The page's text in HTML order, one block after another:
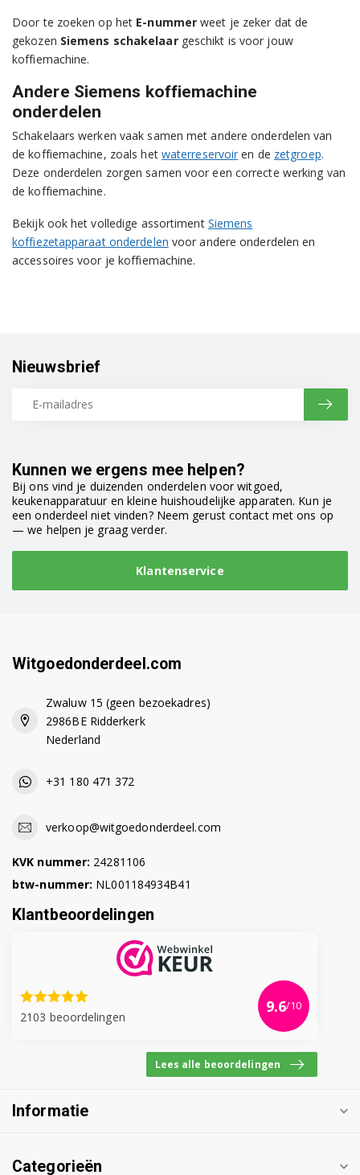
Door te zoeken op het E-nummer weet je zeker dat de
gekozen Siemens schakelaargeschikt is voor jouw
koffiemachine.
Andere Siemens koffiemachine
onderdelen
Schakelaars werken vaak samen met andere onderdelen van
de koffiemachine, zoals het waterreservoir en de zetgroep.
Deze onderdelen zorgen samen voor een correcte werking van
de koffiemachine.
Bekijk ook het volledige assortiment Siemens
koffiezetapparaat onderdelen voor andere onderdelen en
accessoires voor je koffiemachine.
Kunnen we ergens mee helpen?
Bij ons vind je duizenden onderdelen voor witgoed,
keukenapparatuur en kleine huishoudelijke apparaten. Kun je
een onderdeel niet vinden? Neem gerust contact met ons op
— we helpen je graag verder.
Klantenservice
Nieuwsbrief
Witgoedonderdeel.com
Zwaluw 15 (geen bezoekadres)
2986BE Ridderkerk
Nederland
+31 180 471 372
verkoop@witgoedonderdeel.com
KVK nummer: 24281106
btw-nummer: NL001184934B41
Klantbeoordelingen
2103 beoordelingen
9.6/10
Lees alle beoordelingen
Informatie
Categorieën